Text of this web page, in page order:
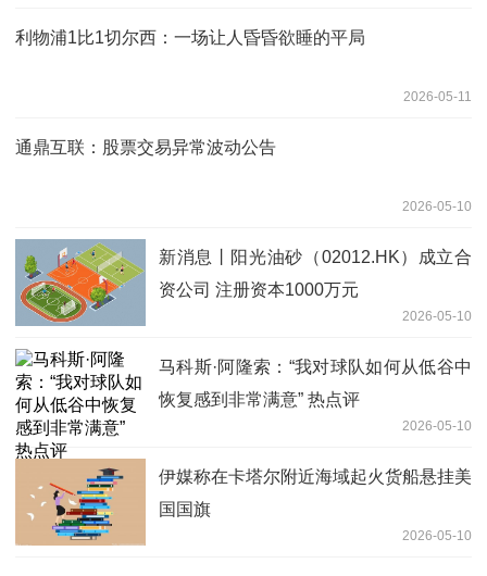
利物浦1比1切尔西：一场让人昏昏欲睡的平局
2026-05-11
通鼎互联：股票交易异常波动公告
2026-05-10
新消息丨阳光油砂（02012.HK）成立合
资公司 注册资本1000万元
2026-05-10
马科斯·阿隆索：“我对球队如何从低谷中
恢复感到非常满意” 热点评
2026-05-10
伊媒称在卡塔尔附近海域起火货船悬挂美
国国旗
2026-05-10